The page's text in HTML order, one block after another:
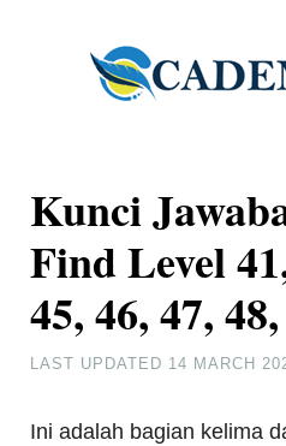
Kunci
Find Level
45, 46, 47,
LAST UPDATED 14 MARCH
Ini adalah bagian kelima